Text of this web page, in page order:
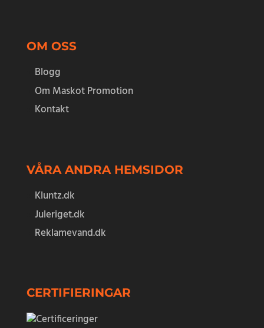
OM OSS
Blogg
Om Maskot Promotion
Kontakt
VÅRA ANDRA HEMSIDOR
Kluntz.dk
Juleriget.dk
Reklamevand.dk
CERTIFIERINGAR